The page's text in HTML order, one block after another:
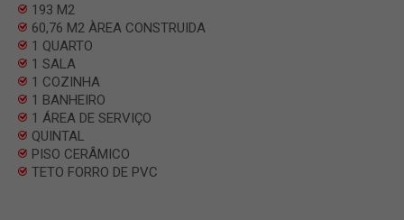
193 M2
60,76 M2 ÀREA CONSTRUIDA
1 QUARTO
1 SALA
1 COZINHA
1 BANHEIRO
1 ÁREA DE SERVIÇO
QUINTAL
PISO CERÂMICO
TETO FORRO DE PVC